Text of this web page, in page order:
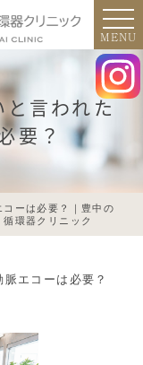
MENU
と言われた
要？
コーは必要？｜豊中の
環器クリニック
エコーは必要？